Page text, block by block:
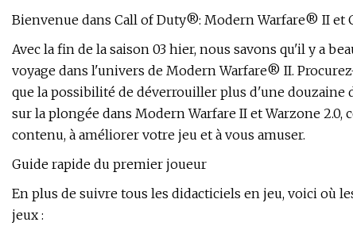
Bienvenue dans Call of Duty®: Modern Warfare® II et
Avec la fin de la saison 03 hier, nous savons qu'il y a
voyage dans l'univers de Modern Warfare® II.
que la possibilité de déverrouiller plus d'une douzaine
sur la plongée dans Modern Warfare II et Warzone
contenu, à améliorer votre jeu et à vous amuser.
Guide rapide du premier joueur
En plus de suivre tous les didacticiels en jeu, voici où
jeux :